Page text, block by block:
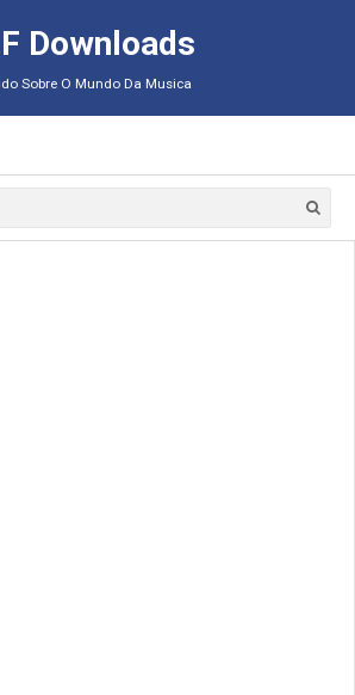
Downloads
Sobre O Mundo Da Musica